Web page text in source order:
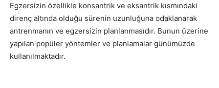
Egzersizin özellikle konsantrik ve eksantrik kısmındaki
direnç altında olduğu sürenin uzunluğuna odaklanarak
antrenmanın ve egzersizin planlanmasıdır. Bunun üzerine
yapılan popüler yöntemler ve planlamalar günümüzde
kullanılmaktadır.